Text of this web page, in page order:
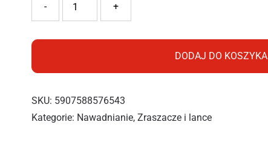
+
-
DODAJ DO KOSZYKA
SKU: 5907588576543
Kategorie: Nawadnianie,Zraszacze i lance